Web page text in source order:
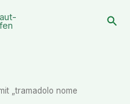
„tramadolo nome